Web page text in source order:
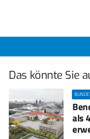
Das könnte Sie
als